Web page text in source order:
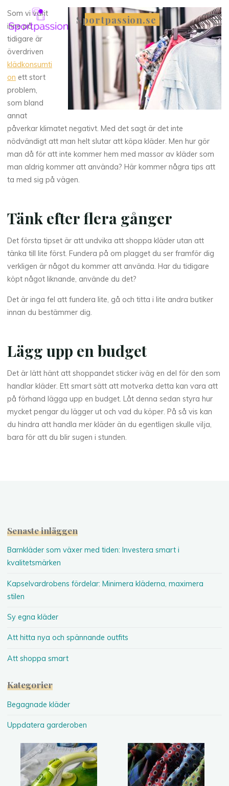
content
Sportpassion.se
Som vi varit
inne på
tidigare är
överdriven
klädkonsumti
on ett stort
problem,
som bland
annat
påverkar klimatet negativt. Med det sagt är det inte
nödvändigt att man helt slutar att köpa kläder. Men hur gör
man då för att inte kommer hem med massor av kläder som
man aldrig kommer att använda? Här kommer några tips att
ta med sig på vägen.
Tänk efter flera gånger
Det första tipset är att undvika att shoppa kläder utan att
tänka till lite först. Fundera på om plagget du ser framför dig
verkligen är något du kommer att använda. Har du tidigare
köpt något liknande, använde du det?
Det är inga fel att fundera lite, gå och titta i lite andra butiker
innan du bestämmer dig.
Lägg upp en budget
Det är lätt hänt att shoppandet sticker iväg en del för den som
handlar kläder. Ett smart sätt att motverka detta kan vara att
på förhand lägga upp en budget. Låt denna sedan styra hur
mycket pengar du lägger ut och vad du köper. På så vis kan
du hindra att handla mer kläder än du egentligen skulle vilja,
bara för att du blir sugen i stunden.
Senaste inläggen
Barnkläder som växer med tiden: Investera smart i
kvalitetsmärken
Kapselvardrobens fördelar: Minimera kläderna, maximera
stilen
Sy egna kläder
Att hitta nya och spännande outfits
Att shoppa smart
Kategorier
Begagnade kläder
Uppdatera garderoben